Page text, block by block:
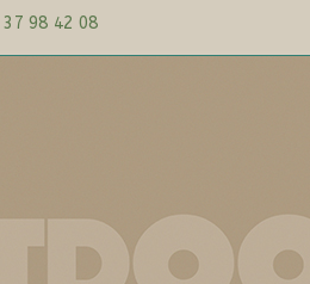
37 98 42 08